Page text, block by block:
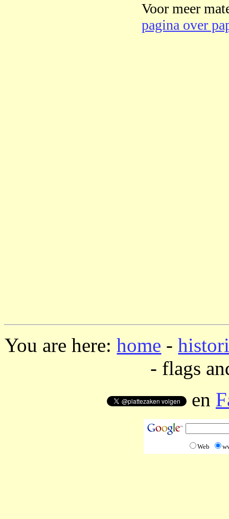
Voor meer
pagina over
You are here:home -
- flags
en
Web